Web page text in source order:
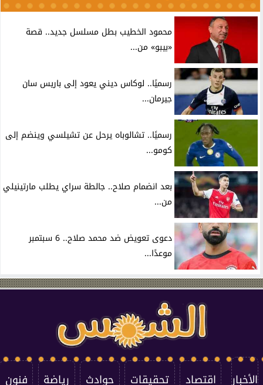
محمود الخطيب بطل مسلسل جديد.. قصة
«بيبو» من...
رسميًا.. لوكاس ديني يعود إلى باريس سان
جيرمان...
رسميًا.. تشالوباه يرحل عن تشيلسي وينضم إلى
كومو...
بعد انضمام صلاح.. جالطة سراي يطلب مارتينيلي
من...
دعوى تعويض ضد محمد صلاح.. 6 سبتمبر
موعدًا...
الأخبار اقتصاد تحقيقات حوادث رياضة فنون